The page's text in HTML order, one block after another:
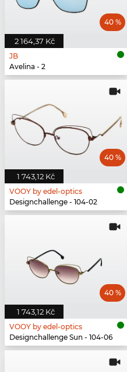
2 164,37 Kč
40 %
JB
Avelina - 2
1 743,12 Kč
40 %
VOOY by edel-optics
Designchallenge - 104-02
1 743,12 Kč
40 %
VOOY by edel-optics
Designchallenge Sun - 104-06